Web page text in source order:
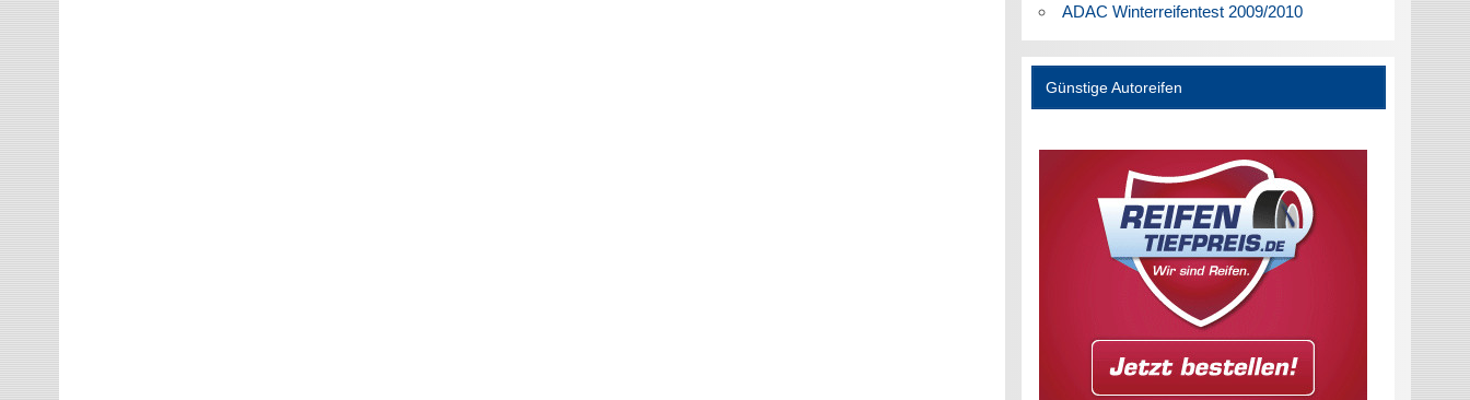
ADAC Winterreifentest 2009/2010
Günstige Autoreifen